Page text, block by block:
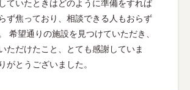
ていたときはどのように準備をすれば
ず焦っており、相談できる人もおらず
希望通りの施設を見つけていただき、
ただけたこと、とても感謝していま
がとうございました。